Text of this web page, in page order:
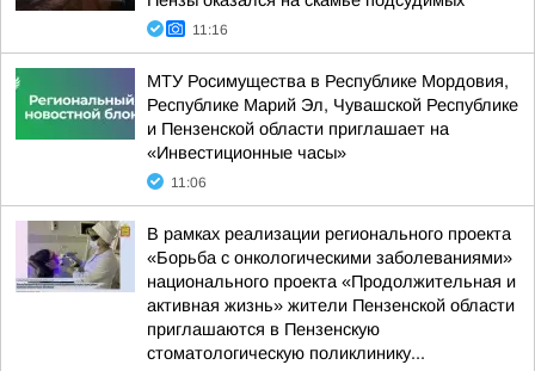
11:16
МТУ Росимущества в Республике Мордовия,
Республике Марий Эл, Чувашской Республике
и Пензенской области приглашает на
«Инвестиционные часы»
11:06
В рамках реализации регионального проекта
«Борьба с онкологическими заболеваниями»
национального проекта «Продолжительная и
активная жизнь» жители Пензенской области
приглашаются в Пензенскую
стоматологическую поликлинику...